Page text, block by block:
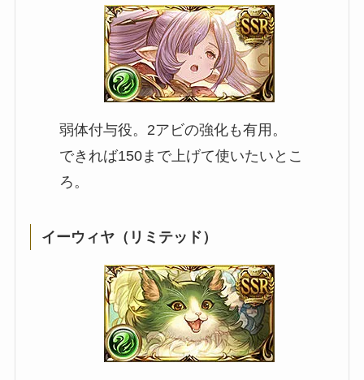
弱体付与役。2アビの強化も有用。
できれば150まで上げて使いたいとこ
ろ。
イーウィヤ（リミテッド）